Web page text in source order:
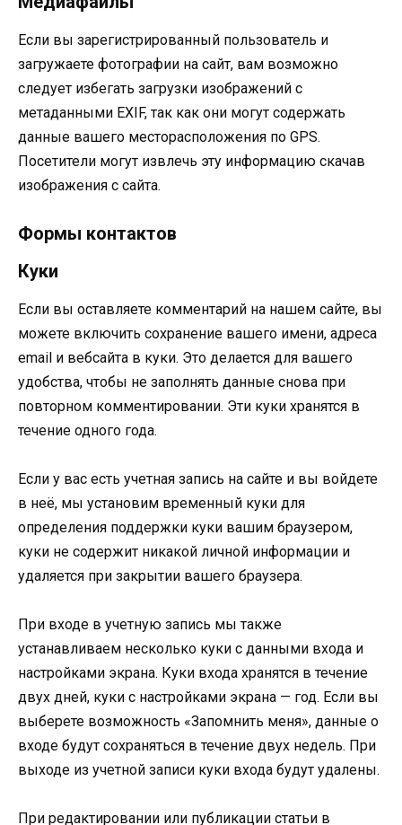
Если вы зарегистрированный пользователь и
загружаете фотографии на сайт, вам возможно
следует избегать загрузки изображений с
метаданными EXIF, так как они могут содержать
данные вашего месторасположения по GPS.
Посетители могут извлечь эту информацию скачав
изображения с сайта.
Формы контактов
Куки
Если вы оставляете комментарий на нашем сайте, вы
можете включить сохранение вашего имени, адреса
email и вебсайта в куки. Это делается для вашего
удобства, чтобы не заполнять данные снова при
повторном комментировании. Эти куки хранятся в
течение одного года.
Если у вас есть учетная запись на сайте и вы войдете
в неё, мы установим временный куки для
определения поддержки куки вашим браузером,
куки не содержит никакой личной информации и
удаляется при закрытии вашего браузера.
При входе в учетную запись мы также
устанавливаем несколько куки с данными входа и
настройками экрана. Куки входа хранятся в течение
двух дней, куки с настройками экрана — год. Если вы
выберете возможность «Запомнить меня», данные о
входе будут сохраняться в течение двух недель. При
выходе из учетной записи куки входа будут удалены.
При редактировании или публикации статьи в